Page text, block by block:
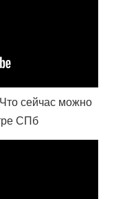
сейчас можно
СПб